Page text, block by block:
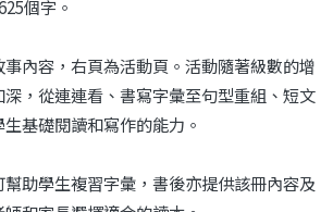
個字。
內容，右頁為活動頁。活動隨著級數的增
，從連連看、書寫字彙至句型重組、短文
基礎閱讀和寫作的能力。
助學生複習字彙，書後亦提供該冊內容及